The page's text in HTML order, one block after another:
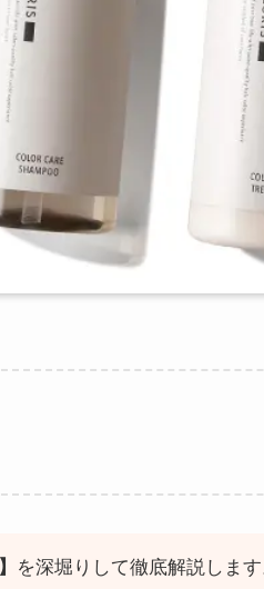
を深堀りして徹底解説しま